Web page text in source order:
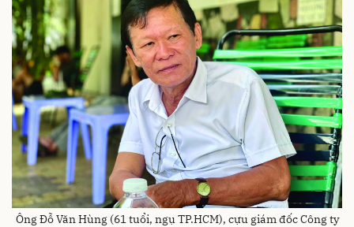
Ông Đỗ Văn Hùng (61 tuổi, ngụ TP.HCM), cựu giám đốc Công ty